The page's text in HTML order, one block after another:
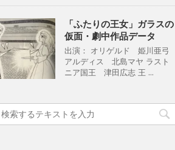
「ふたりの王女」ガラスの
仮面・劇中作品データ
出演： オリゲルド 姫川亜弓
アルディス 北島マヤ ラスト
ニア国王 津田広志 王 ...